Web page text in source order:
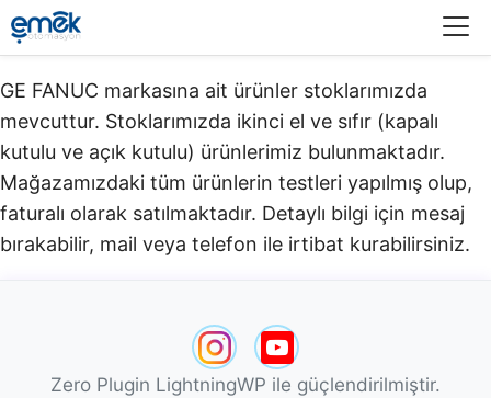
GE FANUC markasına ait ürünler stoklarımızda
mevcuttur. Stoklarımızda ikinci el ve sıfır (kapalı
kutulu ve açık kutulu) ürünlerimiz bulunmaktadır.​
Mağazamızdaki tüm ürünlerin testleri yapılmış olup,
faturalı olarak satılmaktadır. Detaylı bilgi için mesaj
bırakabilir, mail veya telefon ile irtibat kurabilirsiniz.
Zero Plugin LightningWP ile güçlendirilmiştir.